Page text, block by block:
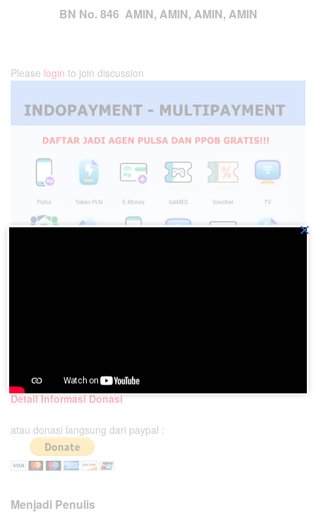
BN No. 846 AMIN, AMIN, AMIN, AMIN
Please login to join discussion
Detail Informasi Donasi
atau donasi langsung dari paypal :
Menjadi Penulis
×